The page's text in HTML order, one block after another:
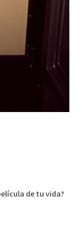
de tu vida?